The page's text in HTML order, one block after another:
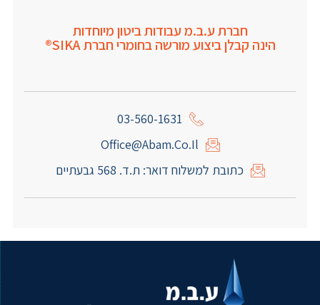
חברת ע.ב.מ עבודות ביטון מיוחדות
הינה קבלן ביצוע מורשה בחומרי חברת SIKA®
03-560-1631
Office@abam.co.il
כתובת למשלוח דואר: ת.ד. 568 גבעתיים